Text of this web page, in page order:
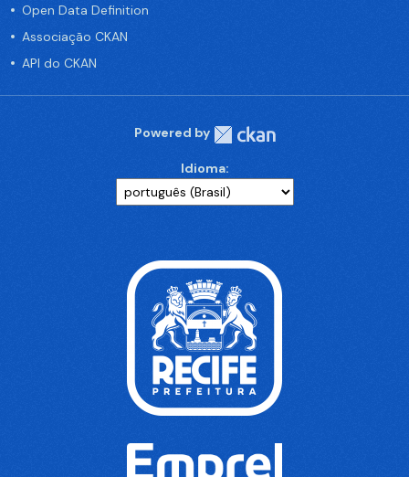
Open Data Definition
Associação CKAN
API do CKAN
Powered by
Idioma